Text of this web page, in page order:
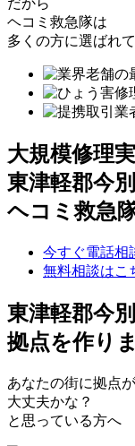
ヘコミ救急隊は
多くの方に選ばれて
大規模修理
東津軽郡今
ヘコミ救急
今すぐ電話相
無料相談はこ
東津軽郡今
拠点を作り
あなたの街に拠点
大丈夫かな？
と思っている方へ